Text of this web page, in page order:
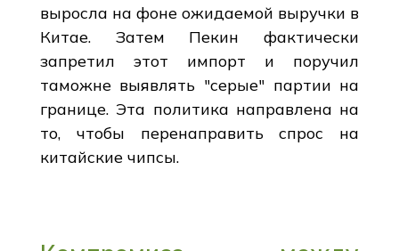
выросла на фоне ожидаемой выручки в
Китае. Затем Пекин фактически
запретил этот импорт и поручил
таможне выявлять "серые" партии на
границе. Эта политика направлена на
то, чтобы перенаправить спрос на
китайские чипсы.